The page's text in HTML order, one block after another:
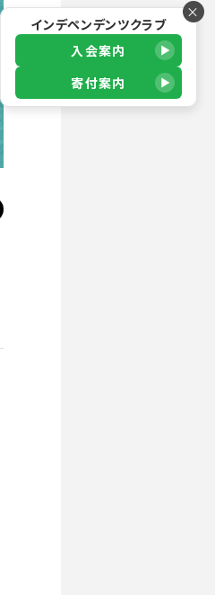
×
インデペンデンツクラブ
入会案内
寄付案内